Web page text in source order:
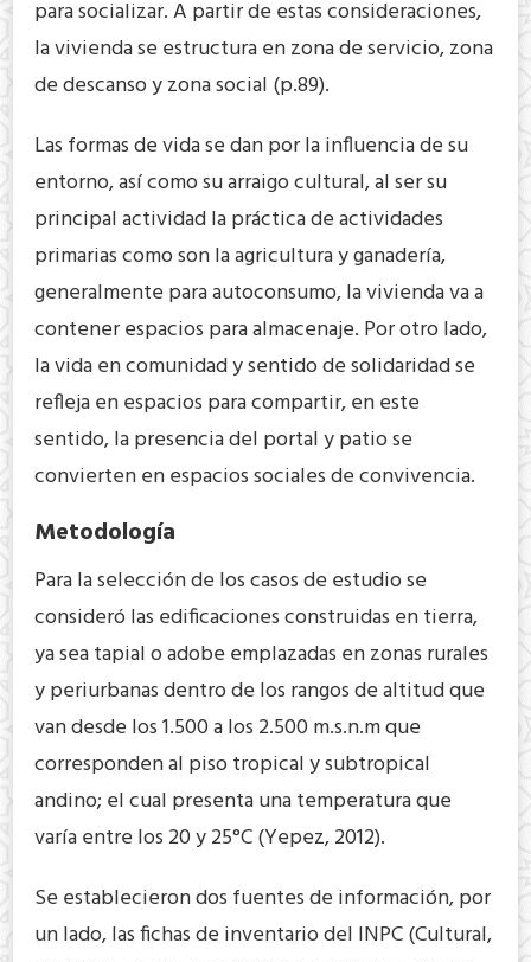
para socializar. A partir de estas consideraciones,
la vivienda se estructura en zona de servicio, zona
de descanso y zona social (p.89).
Las formas de vida se dan por la influencia de su
entorno, así como su arraigo cultural, al ser su
principal actividad la práctica de actividades
primarias como son la agricultura y ganadería,
generalmente para autoconsumo, la vivienda va a
contener espacios para almacenaje. Por otro lado,
la vida en comunidad y sentido de solidaridad se
refleja en espacios para compartir, en este
sentido, la presencia del portal y patio se
convierten en espacios sociales de convivencia.
Metodología
Para la selección de los casos de estudio se
consideró las edificaciones construidas en tierra,
ya sea tapial o adobe emplazadas en zonas rurales
y periurbanas dentro de los rangos de altitud que
van desde los 1.500 a los 2.500 m.s.n.m que
corresponden al piso tropical y subtropical
andino; el cual presenta una temperatura que
varía entre los 20 y 25°C (Yepez, 2012).
Se establecieron dos fuentes de información, por
un lado, las fichas de inventario del INPC (Cultural,